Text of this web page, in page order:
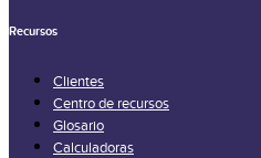
Recursos
Clientes
Centro de recursos
Glosario
Calculadoras